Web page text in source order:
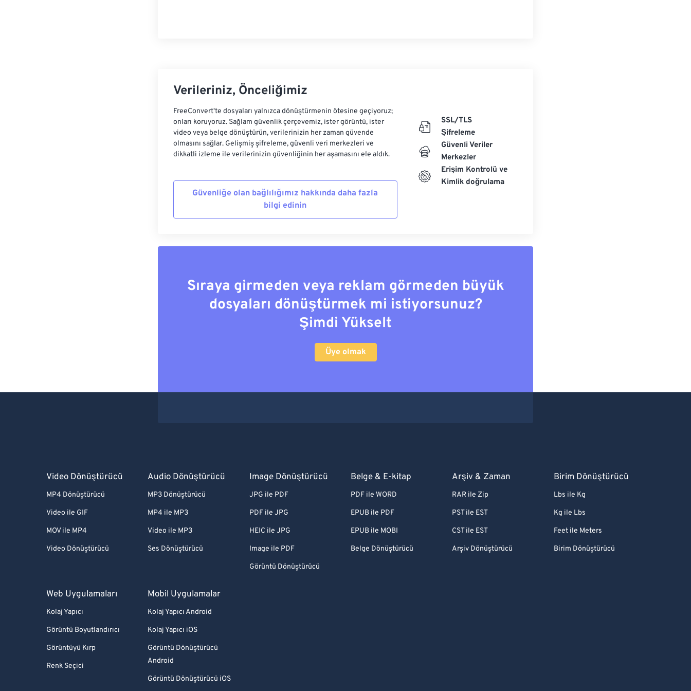
Verileriniz, Önceliğimiz
FreeConvert'te dosyaları yalnızca dönüştürmenin ötesine geçiyoruz;
onları koruyoruz. Sağlam güvenlik çerçevemiz, ister görüntü, ister
video veya belge dönüştürün, verilerinizin her zaman güvende
olmasını sağlar. Gelişmiş şifreleme, güvenli veri merkezleri ve
dikkatli izleme ile verilerinizin güvenliğinin her aşamasını ele aldık.
Güvenliğe olan bağlılığımız hakkında daha fazla
bilgi edinin
SSL/TLS
Şifreleme
Güvenli Veriler
Merkezler
Erişim Kontrolü ve
Kimlik doğrulama
Sıraya girmeden veya reklam görmeden büyük
dosyaları dönüştürmek mi istiyorsunuz?
Şimdi Yükselt
Üye olmak
Video Dönüştürücü
MP4 Dönüştürücü
Video ile GIF
MOV ile MP4
Video Dönüştürücü
Audio Dönüştürücü
MP3 Dönüştürücü
MP4 ile MP3
Video ile MP3
Ses Dönüştürücü
Image Dönüştürücü
JPG ile PDF
PDF ile JPG
HEIC ile JPG
Image ile PDF
Görüntü Dönüştürücü
Belge & E-kitap
PDF ile WORD
EPUB ile PDF
EPUB ile MOBI
Belge Dönüştürücü
Arşiv & Zaman
RAR ile Zip
PST ile EST
CST ile EST
Arşiv Dönüştürücü
Birim Dönüştürücü
Lbs ile Kg
Kg ile Lbs
Feet ile Meters
Birim Dönüştürücü
Web Uygulamaları
Kolaj Yapıcı
Görüntü Boyutlandırıcı
Görüntüyü Kırp
Renk Seçici
Mobil Uygulamalar
Kolaj Yapıcı Android
Kolaj Yapıcı iOS
Görüntü Dönüştürücü
Android
Görüntü Dönüştürücü iOS